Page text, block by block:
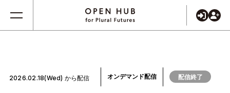
2026.02.18(Wed) から配信 オンデマンド配信 配信終了